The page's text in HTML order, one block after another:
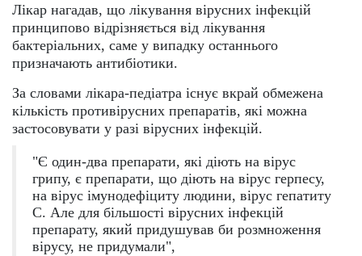
Лікар нагадав, що лікування вірусних інфекцій
принципово відрізняється від лікування
бактеріальних, саме у випадку останнього
призначають антибіотики.
За словами лікара-педіатра існує вкрай обмежена
кількість противірусних препаратів, які можна
застосовувати у разі вірусних інфекцій.
"Є один-два препарати, які діють на вірус
грипу, є препарати, що діють на вірус герпесу,
на вірус імунодефіциту людини, вірус гепатиту
С. Але для більшості вірусних інфекцій
препарату, який придушував би розмноження
вірусу, не придумали",